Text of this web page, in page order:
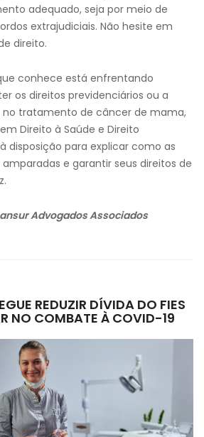
adequado, seja por meio de
extrajudiciais. Não hesite em
direito.
conhece está enfrentando
os direitos previdenciários ou a
tratamento de câncer de mama,
Direito à Saúde e Direito
disposição para explicar como as
e garantir seus direitos de
AdvogadosAssociados
REDUZIR DÍVIDA DO FIES
NO COMBATE À COVID-19